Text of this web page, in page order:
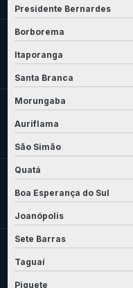
Presidente Bernardes
Borborema
Itaporanga
Santa Branca
Morungaba
Auriflama
São Simão
Quatá
Boa Esperança do Sul
Joanópolis
Sete Barras
Taguaí
Piquete